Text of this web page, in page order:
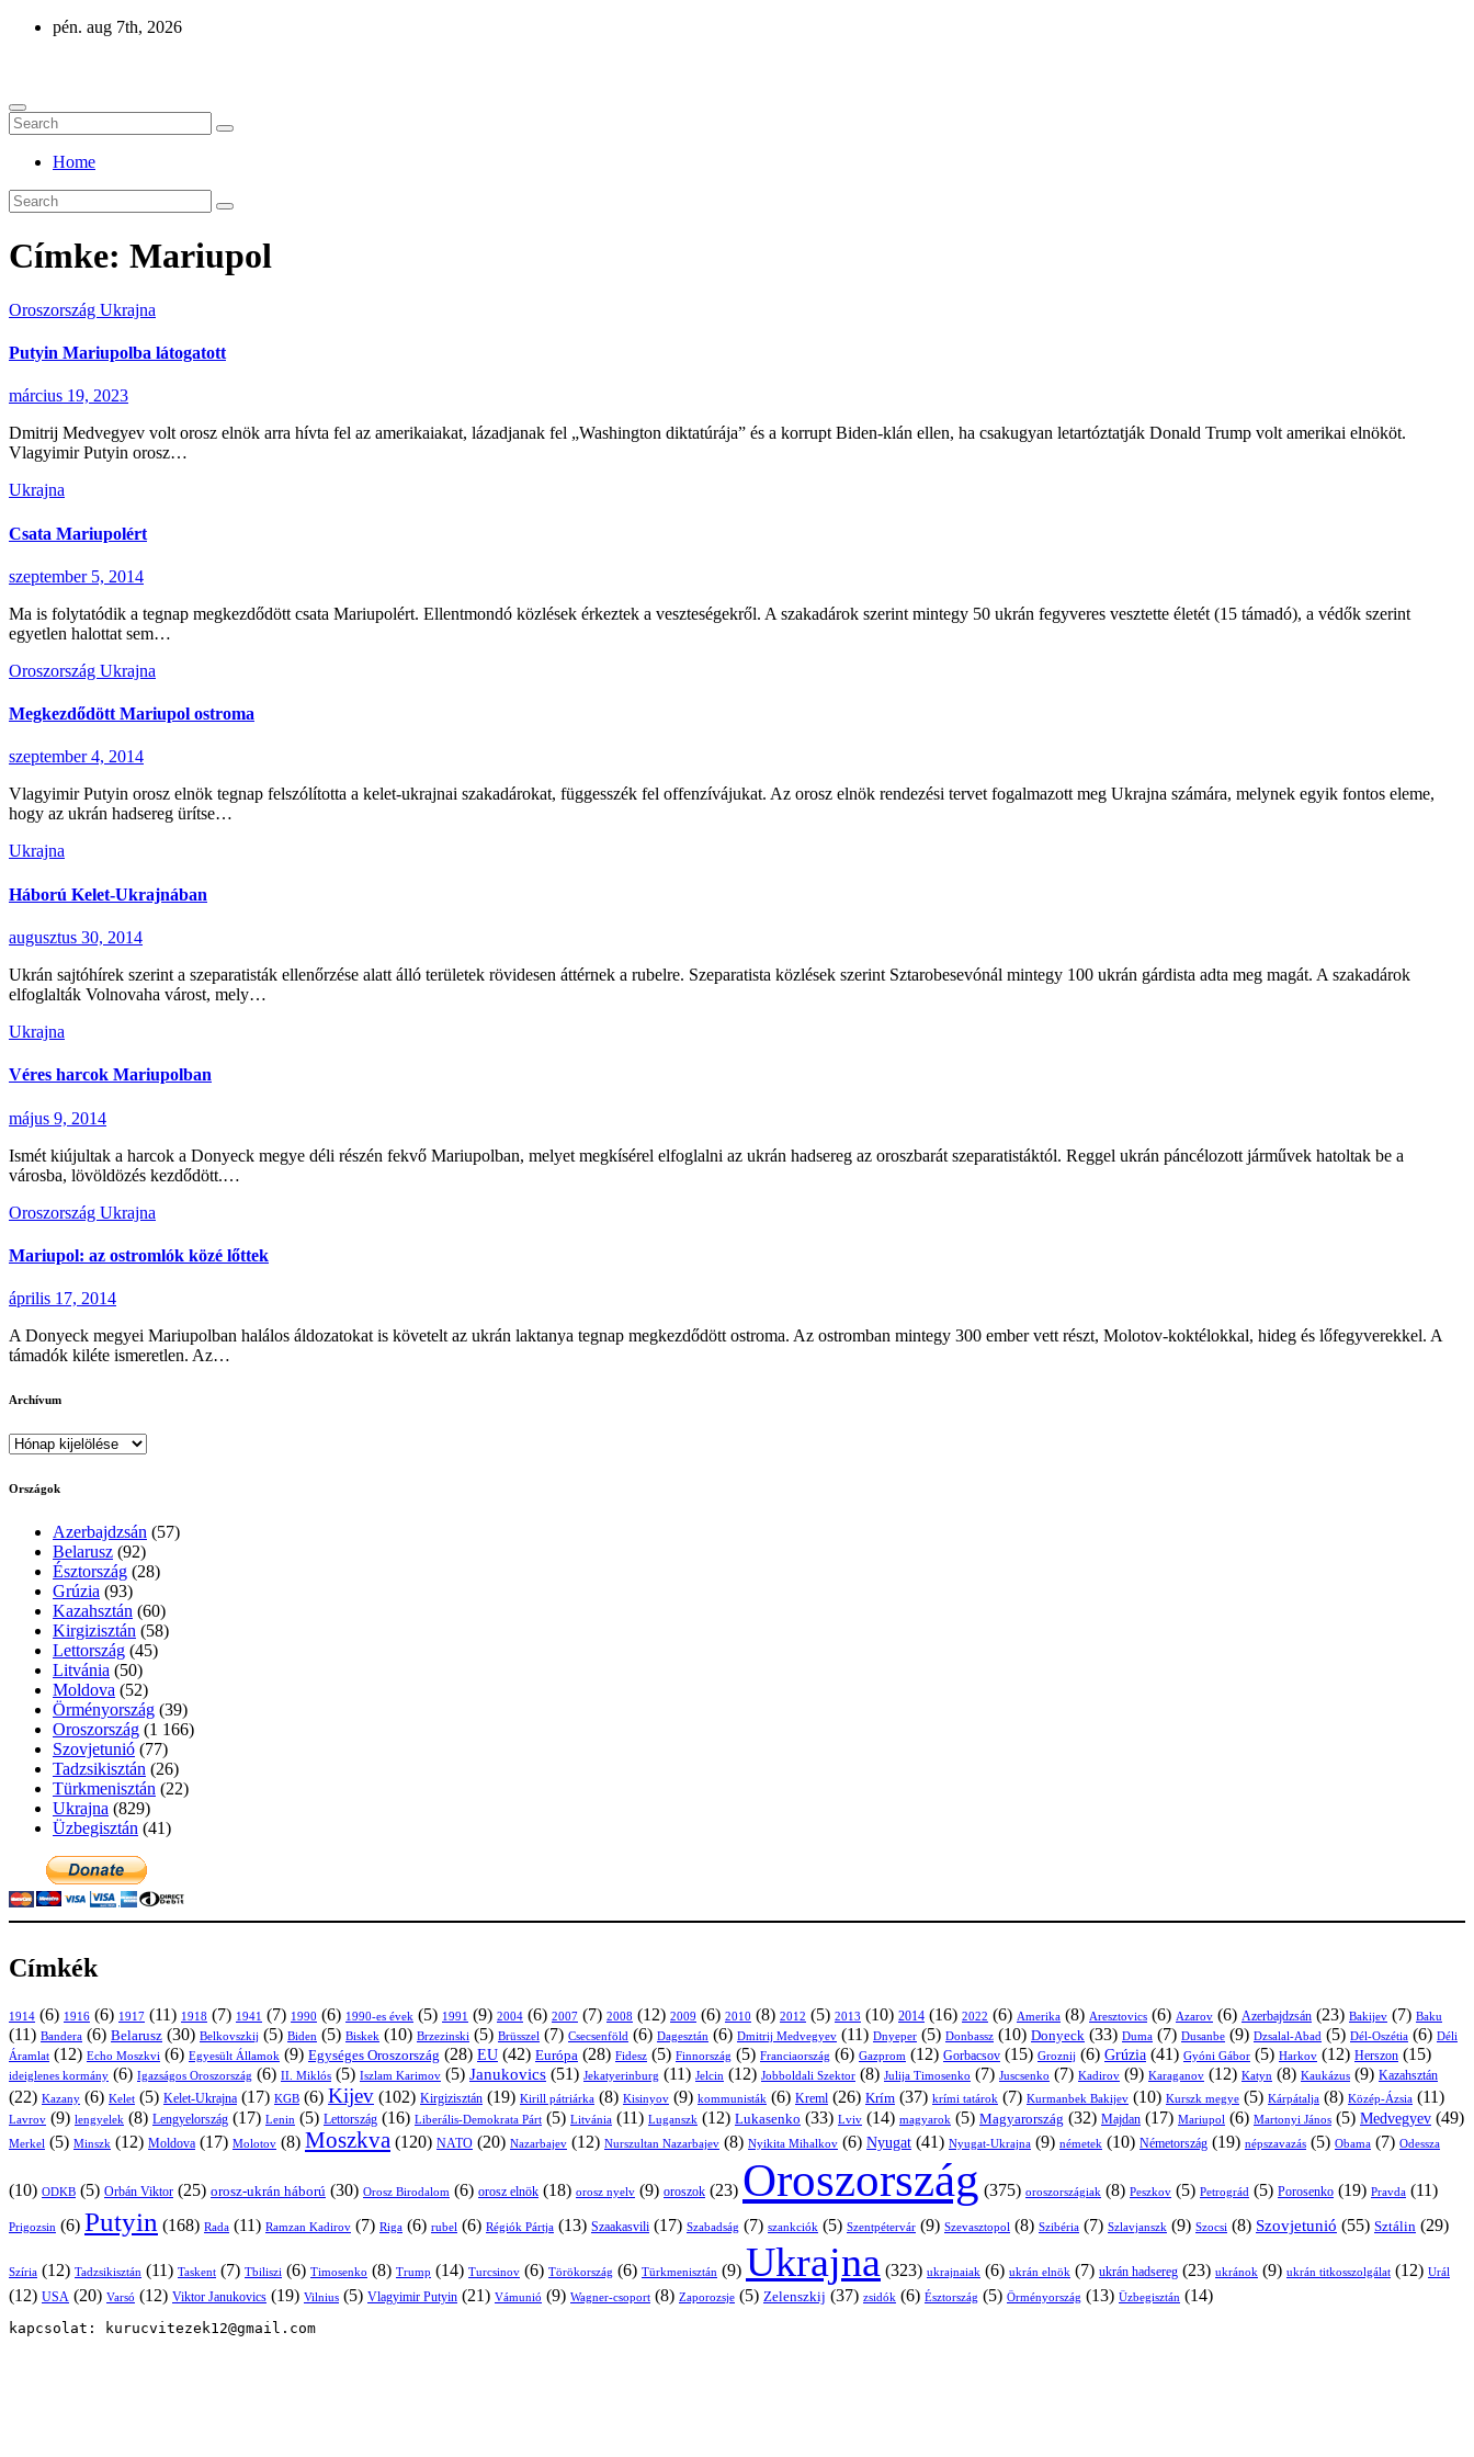
Skip
pén. aug 7th, 2026
Home
Címke: Mariupol
Oroszország Ukrajna
Putyin Mariupolba látogatott
március 19, 2023
Dmitrij Medvegyev volt orosz elnök arra hívta fel az amerikaiakat, lázadjanak fel „Washington diktatúrája” és a korrupt Biden-klán ellen, ha csakugyan letartóztatják Donald Trump volt amerikai elnököt.
Vlagyimir Putyin orosz…
Ukrajna
Csata Mariupolért
szeptember 5, 2014
Ma is folytatódik a tegnap megkezdődött csata Mariupolért. Ellentmondó közlések érkeztek a veszteségekről. A szakadárok szerint mintegy 50 ukrán fegyveres vesztette életét (15 támadó), a védők szerint
egyetlen halottat sem…
Oroszország Ukrajna
Megkezdődött Mariupol ostroma
szeptember 4, 2014
Vlagyimir Putyin orosz elnök tegnap felszólította a kelet-ukrajnai szakadárokat, függesszék fel offenzívájukat. Az orosz elnök rendezési tervet fogalmazott meg Ukrajna számára, melynek egyik fontos eleme,
hogy az ukrán hadsereg ürítse…
Ukrajna
Háború Kelet-Ukrajnában
augusztus 30, 2014
Ukrán sajtóhírek szerint a szeparatisták ellenőrzése alatt álló területek rövidesen áttérnek a rubelre. Szeparatista közlések szerint Sztarobesevónál mintegy 100 ukrán gárdista adta meg magát. A szakadárok
elfoglalták Volnovaha várost, mely…
Ukrajna
Véres harcok Mariupolban
május 9, 2014
Ismét kiújultak a harcok a Donyeck megye déli részén fekvő Mariupolban, melyet megkísérel elfoglalni az ukrán hadsereg az oroszbarát szeparatistáktól. Reggel ukrán páncélozott járművek hatoltak be a
városba, lövöldözés kezdődött.…
Oroszország Ukrajna
Mariupol: az ostromlók közé lőttek
április 17, 2014
A Donyeck megyei Mariupolban halálos áldozatokat is követelt az ukrán laktanya tegnap megkezdődött ostroma. Az ostromban mintegy 300 ember vett részt, Molotov-koktélokkal, hideg és lőfegyverekkel. A
támadók kiléte ismeretlen. Az…
Archívum
Archívum
Országok
Azerbajdzsán (57)
Belarusz (92)
Észtország (28)
Grúzia (93)
Kazahsztán (60)
Kirgizisztán (58)
Lettország (45)
Litvánia (50)
Moldova (52)
Örményország (39)
Oroszország (1 166)
Szovjetunió (77)
Tadzsikisztán (26)
Türkmenisztán (22)
Ukrajna (829)
Üzbegisztán (41)
Címkék
1914 (6) 1916 (6) 1917 (11) 1918 (7) 1941 (7) 1990 (6) 1990-es évek (5) 1991 (9) 2004 (6) 2007 (7) 2008 (12) 2009 (6) 2010 (8) 2012 (5) 2013 (10) 2014 (16) 2022 (6) Amerika (8) Aresztovics (6) Azarov (6) Azerbajdzsán (23) Bakijev (7) Baku
(11) Bandera (6) Belarusz (30) Belkovszkij (5) Biden (5) Biskek (10) Brzezinski (5) Brüsszel (7) Csecsenföld (6) Dagesztán (6) Dmitrij Medvegyev (11) Dnyeper (5) Donbassz (10) Donyeck (33) Duma (7) Dusanbe (9) Dzsalal-Abad (5) Dél-Oszétia (6) Déli
Áramlat (12) Echo Moszkvi (6) Egyesült Államok (9) Egységes Oroszország (28) EU (42) Európa (28) Fidesz (5) Finnország (5) Franciaország (6) Gazprom (12) Gorbacsov (15) Groznij (6) Grúzia (41) Gyóni Gábor (5) Harkov (12) Herszon (15)
ideiglenes kormány (6) Igazságos Oroszország (6) II. Miklós (5) Iszlam Karimov (5) Janukovics (51) Jekatyerinburg (11) Jelcin (12) Jobboldali Szektor (8) Julija Timosenko (7) Juscsenko (7) Kadirov (9) Karaganov (12) Katyn (8) Kaukázus (9) Kazahsztán
(22) Kazany (6) Kelet (5) Kelet-Ukrajna (17) KGB (6) Kijev (102) Kirgizisztán (19) Kirill pátriárka (8) Kisinyov (9) kommunisták (6) Kreml (26) Krím (37) krími tatárok (7) Kurmanbek Bakijev (10) Kurszk megye (5) Kárpátalja (8) Közép-Ázsia (11)
Lavrov (9) lengyelek (8) Lengyelország (17) Lenin (5) Lettország (16) Liberális-Demokrata Párt (5) Litvánia (11) Luganszk (12) Lukasenko (33) Lviv (14) magyarok (5) Magyarország (32) Majdan (17) Mariupol (6) Martonyi János (5) Medvegyev (49)
Merkel (5) Minszk (12) Moldova (17) Molotov (8) Moszkva (120) NATO (20) Nazarbajev (12) Nurszultan Nazarbajev (8) Nyikita Mihalkov (6) Nyugat (41) Nyugat-Ukrajna (9) németek (10) Németország (19) népszavazás (5) Obama (7) Odessza
(10) ODKB (5) Orbán Viktor (25) orosz-ukrán háború (30) Orosz Birodalom (6) orosz elnök (18) orosz nyelv (9) oroszok (23) Oroszország (375) oroszországiak (8) Peszkov (5) Petrográd (5) Porosenko (19) Pravda (11)
Prigozsin (6) Putyin (168) Rada (11) Ramzan Kadirov (7) Riga (6) rubel (6) Régiók Pártja (13) Szaakasvili (17) Szabadság (7) szankciók (5) Szentpétervár (9) Szevasztopol (8) Szibéria (7) Szlavjanszk (9) Szocsi (8) Szovjetunió (55) Sztálin (29)
Szíria (12) Tadzsikisztán (11) Taskent (7) Tbiliszi (6) Timosenko (8) Trump (14) Turcsinov (6) Törökország (6) Türkmenisztán (9) Ukrajna (323) ukrajnaiak (6) ukrán elnök (7) ukrán hadsereg (23) ukránok (9) ukrán titkosszolgálat (12) Urál
(12) USA (20) Varsó (12) Viktor Janukovics (19) Vilnius (5) Vlagyimir Putyin (21) Vámunió (9) Wagner-csoport (8) Zaporozsje (5) Zelenszkij (37) zsidók (6) Észtország (5) Örményország (13) Üzbegisztán (14)
kapcsolat: kurucvitezek12@gmail.com